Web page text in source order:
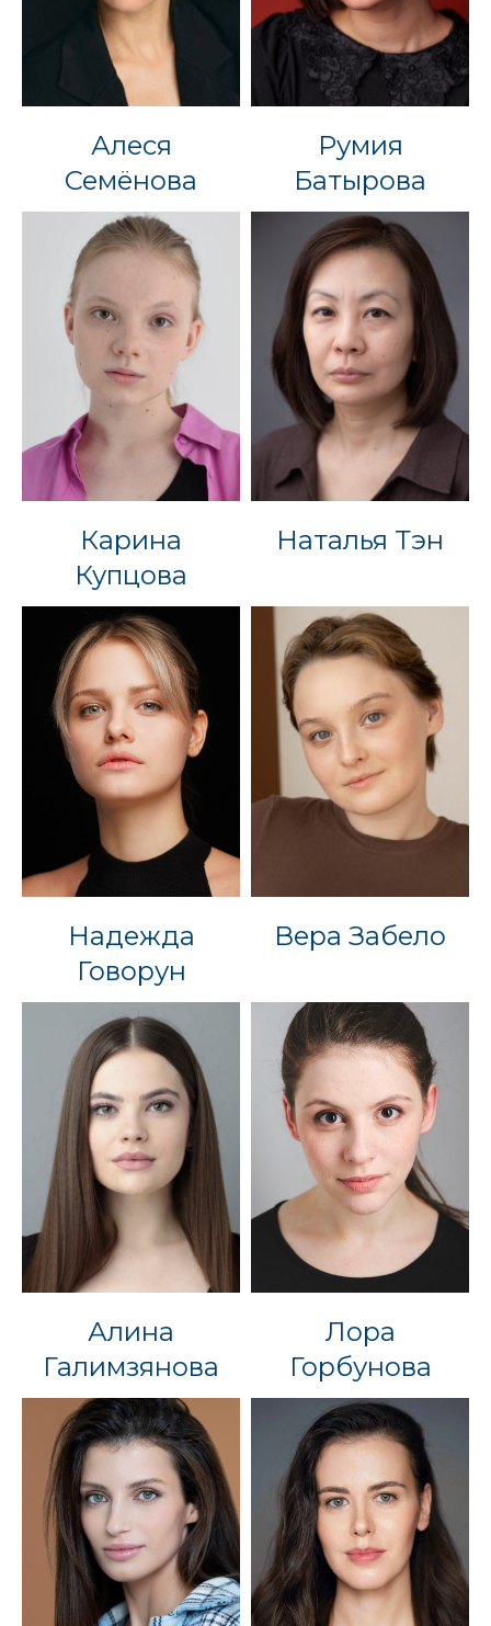
Алеся
Семёнова
Румия
Батырова
Карина
Купцова
Наталья Тэн
Надежда
Говорун
Вера Забело
Алина
Галимзянова
Лора
Горбунова